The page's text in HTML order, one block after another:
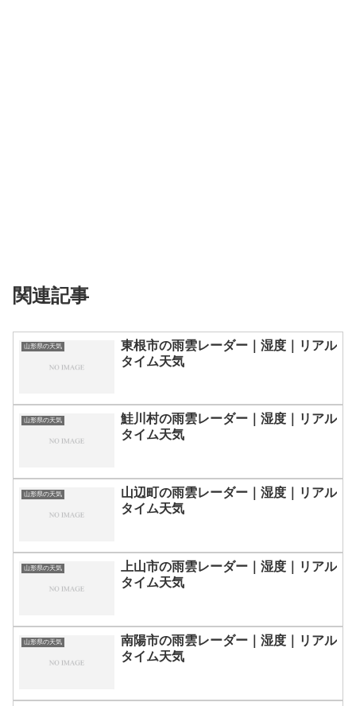
関連記事
山形県の天気
東根市の雨雲レーダー｜湿度｜リアル
タイム天気
山形県の天気
鮭川村の雨雲レーダー｜湿度｜リアル
タイム天気
山形県の天気
山辺町の雨雲レーダー｜湿度｜リアル
タイム天気
山形県の天気
上山市の雨雲レーダー｜湿度｜リアル
タイム天気
山形県の天気
南陽市の雨雲レーダー｜湿度｜リアル
タイム天気